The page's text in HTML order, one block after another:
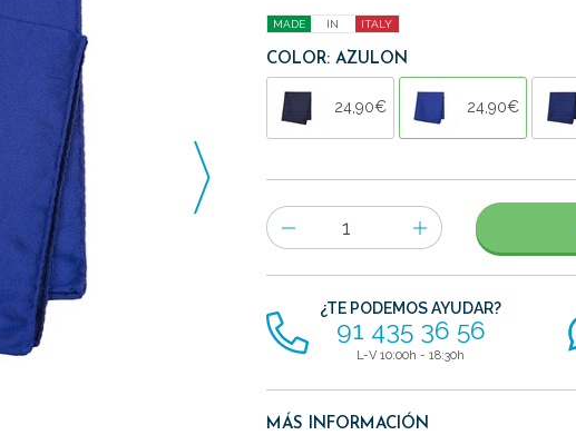
MADE IN ITALY
COLOR: AZULON
24,90€ 24,90€
Número
de
artículos
¿TE PODEMOS AYUDAR?
91 435 36 56
L-V 10:00h - 18:30h
MÁS INFORMACIÓN